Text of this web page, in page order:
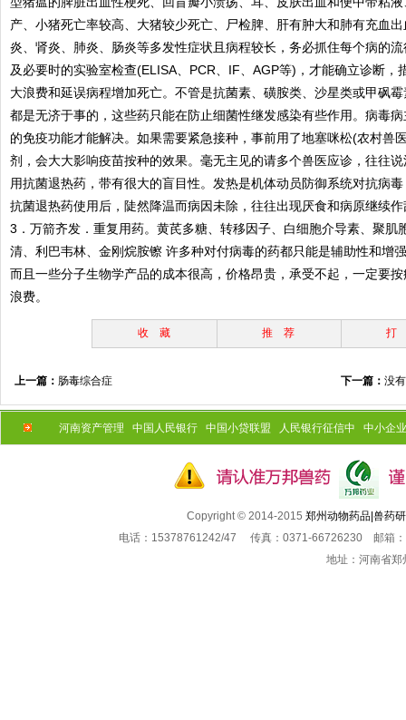
产、小猪死亡率较高、大猪较少死亡、尸检脾、肝有肿大和肺有充血
炎、肾炎、肺炎、肠炎等多发性症状且病程较长，务必抓住每个病的
及必要时的实验室检查(ELISA、PCR、IF、AGP等)，才能确立诊断
大浪费和延误病程增加死亡。不管是抗菌素、磺胺类、沙星类或甲砜
都是无济于事的，这些药只能在防止细菌性继发感染有些作用。病毒
的免疫功能才能解决。如果需要紧急接种，事前用了地塞咪松(农村兽
剂，会大大影响疫苗按种的效果。毫无主见的请多个兽医应诊，往往
用抗菌退热药，带有很大的盲目性。发热是机体动员防御系统对抗病
抗菌退热药使用后，陡然降温而病因未除，往往出现厌食和病原继续
3．万箭齐发．重复用药。黄芪多糖、转移因子、白细胞介导素、聚
清、利巴韦林、金刚烷胺镲 许多种对付病毒的药都只能是辅助性和增
而且一些分子生物学产品的成本很高，价格昂贵，承受不起，一定要
浪费。
收 藏 推 荐 打
上一篇： 肠毒综合症 下一篇： 没
河南资产管理 中国人民银行 中国小贷联盟 人民银行征信中 中小企
Copyright © 2014-2015 郑州动物药品|兽药
电话：15378761242/47 传真：0371-66726230 邮箱：
地址：河南省